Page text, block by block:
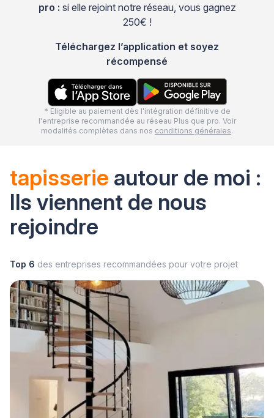
pro : si elle rejoint notre réseau, vous gagnez
250€ !
Téléchargez l’application et soyez
récompensé
* Eligible au paiement dès l'intégration définitive de
l'entreprise recommandée au réseau Plus que pro. Voir
modalités complètes dans nos conditions générales.
tapisserie autour de moi :
Ils viennent de nous
rejoindre
Top 6 des entreprises recommandées pour votre projet